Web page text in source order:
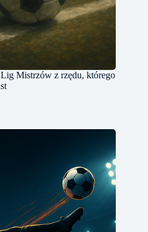
Mistrzów z rzędu, którego